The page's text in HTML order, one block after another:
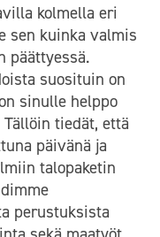
kolmella eri
sen kuinka valmis
päättyessä.
suosituin on
sinulle helppo
tiedät, että
päivänä ja
talopaketin
perustuksista